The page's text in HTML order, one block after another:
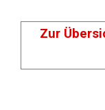
Zur